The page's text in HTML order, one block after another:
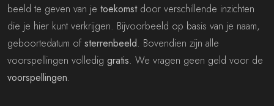
beeld te geven van je toekomstdoor verschillende inzichten
die je hier kunt verkrijgen. Bijvoorbeeld op basis van je naam,
geboortedatum ofsterrenbeeld. Bovendien zijn alle
voorspellingen volledig gratis. We vragen geen geld voor de
voorspellingen.